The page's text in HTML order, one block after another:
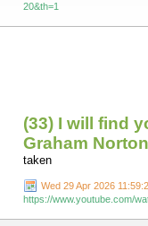
20&th=1
(33) I will find
Graham
taken
Wed 29 Apr 2026
https://www.youtube.com/